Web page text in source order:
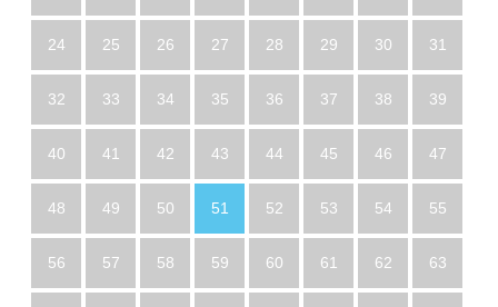
24 25 26 27 28 29 30 31
32 33 34 35 36 37 38 39
40 41 42 43 44 45 46 47
48 49 50 51 52 53 54 55
56 57 58 59 60 61 62 63